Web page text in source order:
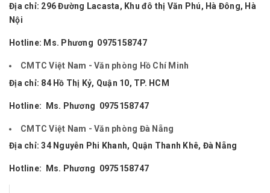
Địa chỉ: 296 Đường Lacasta, Khu đô thị Văn Phú, Hà Đông, Hà
Nội
Hotline: Ms. Phương 0975158747
CMTC Việt Nam - Văn phòng Hồ Chí Minh
Địa chỉ: 84 Hồ Thị Kỷ, Quận 10, TP. HCM
Hotline: Ms. Phương 0975158747
CMTC Việt Nam - Văn phòng Đà Nẵng
Địa chỉ: 34 Nguyễn Phi Khanh, Quận Thanh Khê, Đà Nẵng
Hotline: Ms. Phương 0975158747